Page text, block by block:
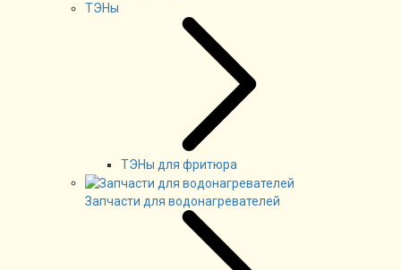
ТЭНы
ТЭНы для фритюра
Запчасти для водонагревателей